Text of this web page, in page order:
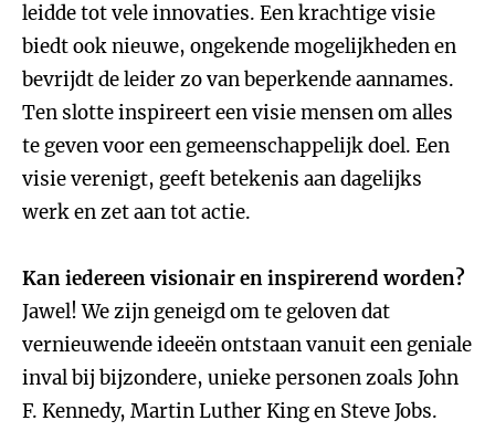
leidde tot vele innovaties. Een krachtige visie
biedt ook nieuwe, ongekende mogelijkheden en
bevrijdt de leider zo van beperkende aannames.
Ten slotte inspireert een visie mensen om alles
te geven voor een gemeenschappelijk doel. Een
visie verenigt, geeft betekenis aan dagelijks
werk en zet aan tot actie.
Kan iedereen visionair en inspirerend worden?
Jawel! We zijn geneigd om te geloven dat
vernieuwende ideeën ontstaan vanuit een geniale
inval bij bijzondere, unieke personen zoals John
F. Kennedy, Martin Luther King en Steve Jobs.